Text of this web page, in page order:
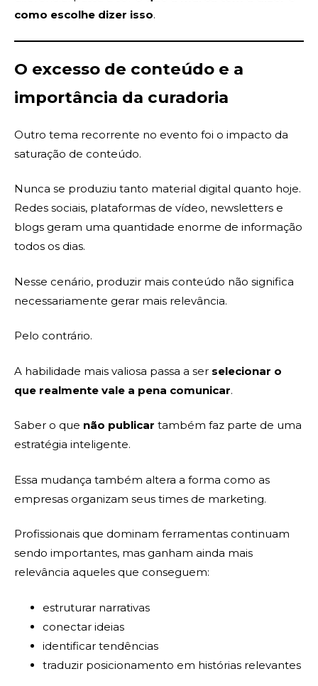
como escolhe dizer isso.
O excesso de conteúdo e a
importância da curadoria
Outro tema recorrente no evento foi o impacto da
saturação de conteúdo.
Nunca se produziu tanto material digital quanto hoje.
Redes sociais, plataformas de vídeo, newsletters e
blogs geram uma quantidade enorme de informação
todos os dias.
Nesse cenário, produzir mais conteúdo não significa
necessariamente gerar mais relevância.
Pelo contrário.
A habilidade mais valiosa passa a ser selecionar o
que realmente vale a pena comunicar.
Saber o que não publicar também faz parte de uma
estratégia inteligente.
Essa mudança também altera a forma como as
empresas organizam seus times de marketing.
Profissionais que dominam ferramentas continuam
sendo importantes, mas ganham ainda mais
relevância aqueles que conseguem:
estruturar narrativas
conectar ideias
identificar tendências
traduzir posicionamento em histórias relevantes